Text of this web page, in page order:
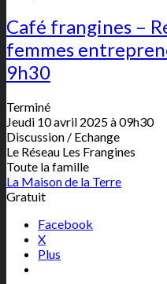
Café frangines –
femmes
9h30
Terminé
Jeudi 10 avril 2025 à 09h30
Discussion / Echange
Le Réseau Les Frangines
Toute la famille
La Maison de la Terre
Gratuit
Facebook
X
Plus